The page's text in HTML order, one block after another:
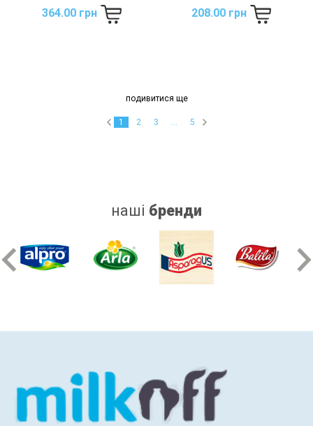
364.00 грн 208.00 грн
подивитися ще
1 2 3 5
наші бренди